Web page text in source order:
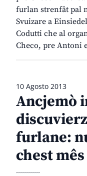
furlan strenfât pal
Svuizare a
Codutti che al
Checo, pre Antoni
10 Agosto 2013
Ancjemò
furlane:
chest
............